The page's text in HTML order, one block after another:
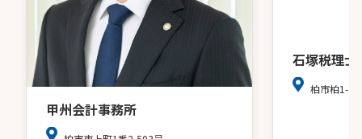
甲州会計事務所
石塚税理士
柏市柏1-7-